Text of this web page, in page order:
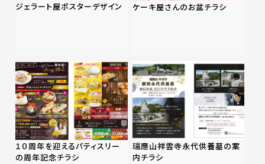
ジェラート屋ポスターデザイン ケーキ屋さんのお盆チラシ
１０周年を迎えるパティスリー
の周年記念チラシ
瑞應山祥雲寺永代供養墓の案
内チラシ